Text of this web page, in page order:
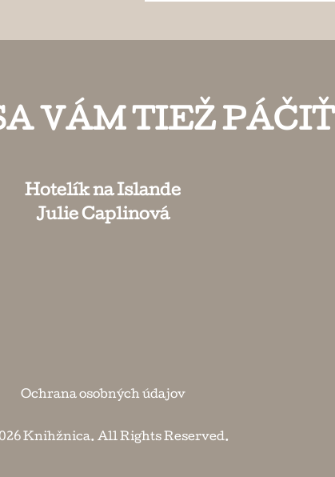
VÁM TIEŽ PÁČIŤ
Hotelík na Islande
Julie Caplinová
Ochrana osobných údajov
Knihžnica. All Rights Reserved.